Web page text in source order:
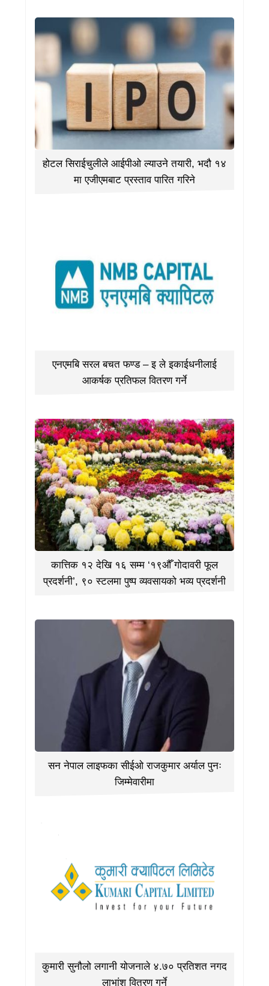
होटल सिराईचुलीले आईपीओ ल्याउने तयारी, भदौ १४
मा एजीएमबाट प्रस्ताव पारित गरिने
एनएमबि सरल बचत फण्ड – इ ले इकाईधनीलाई
आकर्षक प्रतिफल वितरण गर्ने
कात्तिक १२ देखि १६ सम्म ‘१९औँ गोदावरी फूल
प्रदर्शनी’, ९० स्टलमा पुष्प व्यवसायको भव्य प्रदर्शनी
सन नेपाल लाइफका सीईओ राजकुमार अर्याल पुनः
जिम्मेवारीमा
कुमारी सुनौलो लगानी योजनाले ४.७० प्रतिशत नगद
लाभांश वितरण गर्ने